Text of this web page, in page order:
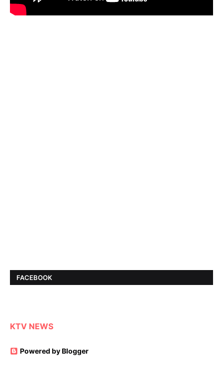
FACEBOOK
KTV NEWS
Powered by Blogger